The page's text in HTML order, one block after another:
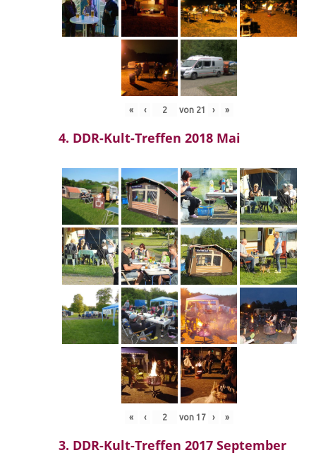
« ‹ von 21 › »
4. DDR-Kult-Treffen 2018 Mai
« ‹ von 17 › »
3. DDR-Kult-Treffen 2017 September